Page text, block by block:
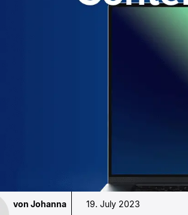
von Johanna 19. July 2023